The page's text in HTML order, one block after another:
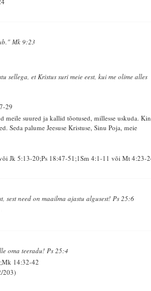
Mk 9:23
sellega, et Kristus suri meie eest, kui me olime alles
29
meile suured ja kallid tõotused, millesse uskuda.
Seda palume Jeesuse Kristuse, Sinu Poja, meie
Jk 5:13-20;Ps 18:47-51;1Sm 4:1-11 või Mt 4:23-
sest need on maailma ajastu algusest! Ps 25:6
oma teeradu! Ps 25:4
14:32-42
203)